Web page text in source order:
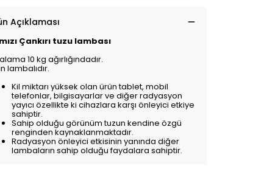
Açıklaması
Çankırı tuzu lambası
10 kg ağırlığındadır.
lambalıdır.
Kil miktarı yüksek olan ürün tablet, mobil
telefonlar, bilgisayarlar ve diğer radyasyon
yayıcı özellikte ki cihazlara karşı önleyici etkiye
sahiptir.
Sahip olduğu görünüm tuzun kendine özgü
renginden kaynaklanmaktadır.
Radyasyon önleyici etkisinin yanında diğer
lambaların sahip olduğu faydalara sahiptir.